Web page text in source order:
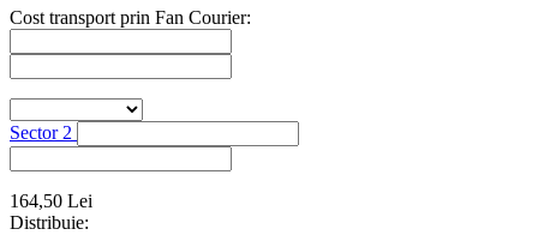
Cost transport prin Fan Courier:
Sector 2
164,50 Lei
Distribuie: